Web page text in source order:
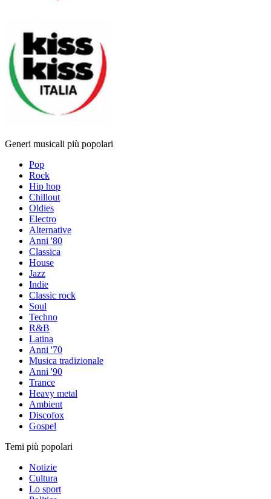
Generi musicali più popolari
Pop
Rock
Hip hop
Chillout
Oldies
Electro
Alternative
Anni '80
Classica
House
Jazz
Indie
Classic rock
Soul
Techno
R&B
Latina
Anni '70
Musica tradizionale
Anni '90
Trance
Heavy metal
Ambient
Discofox
Gospel
Temi più popolari
Notizie
Cultura
Lo sport